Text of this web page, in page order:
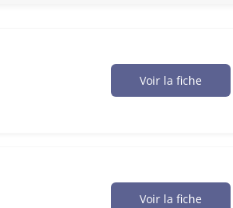
Voir la fiche
Voir la fiche